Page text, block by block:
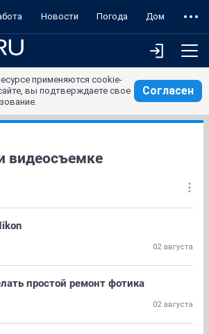
Новости Погода Дом
применяются cookie-
вы подтверждаете свое
Согласен
видеосъемке
02 августа
простой ремонт фотика
02 августа